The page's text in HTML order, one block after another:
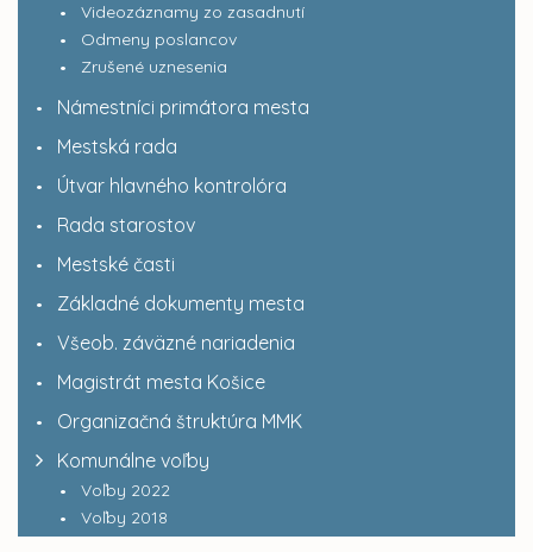
Videozáznamy zo zasadnutí
Odmeny poslancov
Zrušené uznesenia
Námestníci primátora mesta
Mestská rada
Útvar hlavného kontrolóra
Rada starostov
Mestské časti
Základné dokumenty mesta
Všeob. záväzné nariadenia
Magistrát mesta Košice
Organizačná štruktúra MMK
Komunálne voľby
Voľby 2022
Voľby 2018